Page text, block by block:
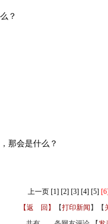
？
那会是什么？
上一页 [1] [2] [3] [4] [5]
【返 回】
【打印新闻 】【